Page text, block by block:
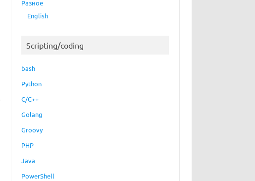
Разное
English
Scripting/coding
bash
Python
C/C++
Golang
Groovy
PHP
Java
PowerShell